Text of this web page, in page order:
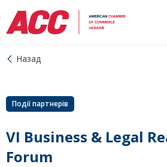
Назад
Події партнерів
VI Business & Legal
Forum